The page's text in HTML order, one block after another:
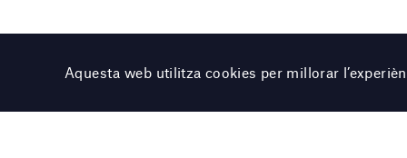
Aquesta web utilitza cookies per millorar